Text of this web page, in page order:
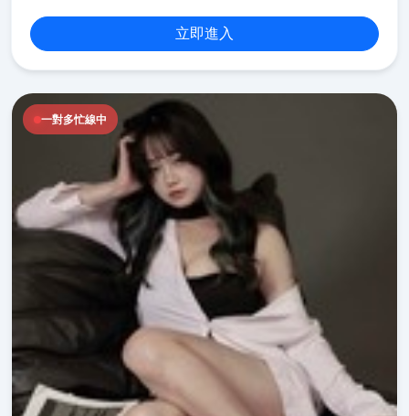
立即進入
一對多忙線中